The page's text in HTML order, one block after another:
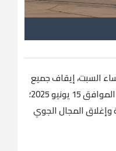
السبت، إيقاف جميع
رحلاتها الجوية المقررة اليوم الأحد الموافق 15 يونيو 2025؛
وإغلاق المجال الجوي